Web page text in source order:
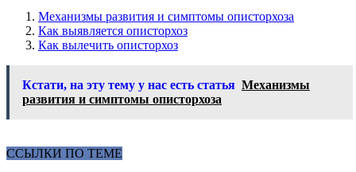
Механизмы развития и симптомы описторхоза
Как выявляется описторхоз
Как вылечить описторхоз
Кстати, на эту тему у нас есть статья Механизмы
развития и симптомы описторхоза
ССЫЛКИ ПО ТЕМЕ